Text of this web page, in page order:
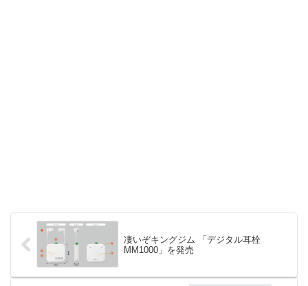
凄いぞキングジム 「デジタル耳栓
MM1000」を発売